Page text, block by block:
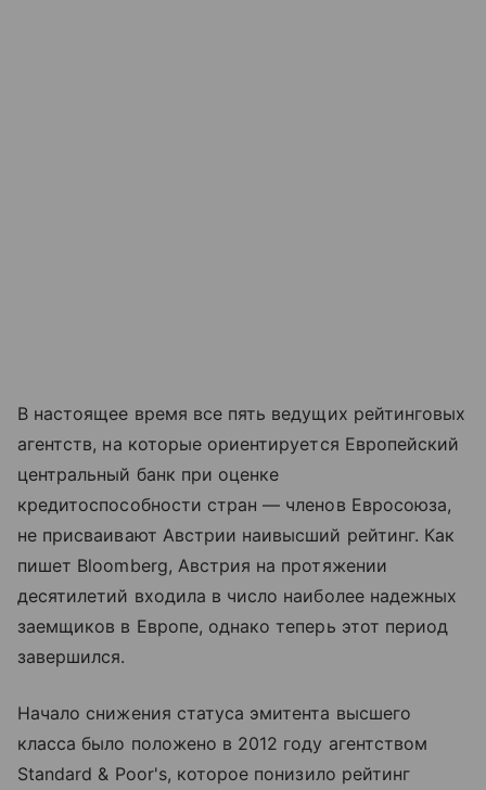
В настоящее время все пять ведущих рейтинговых
агентств, на которые ориентируется Европейский
центральный банк при оценке
кредитоспособности стран — членов Евросоюза,
не присваивают Австрии наивысший рейтинг. Как
пишет Bloomberg, Австрия на протяжении
десятилетий входила в число наиболее надежных
заемщиков в Европе, однако теперь этот период
завершился.
Начало снижения статуса эмитента высшего
класса было положено в 2012 году агентством
Standard & Poor's, которое понизило рейтинг